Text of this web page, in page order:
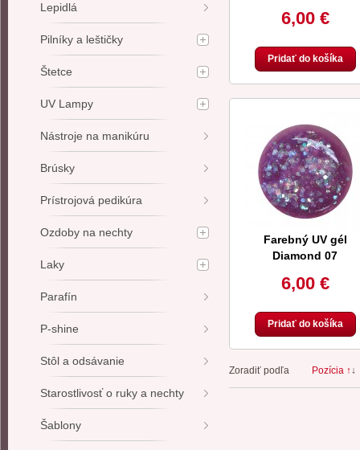
6,00 €
Pridať do košíka
Farebný UV gél
Diamond 07
6,00 €
Pridať do košíka
Zoradiť podľa Pozícia ↑↓
Lepidlá
Pilníky a leštičky
Štetce
UV Lampy
Nástroje na manikúru
Brúsky
Prístrojová pedikúra
Ozdoby na nechty
Laky
Parafín
P-shine
Stôl a odsávanie
Starostlivosť o ruky a nechty
Šablony